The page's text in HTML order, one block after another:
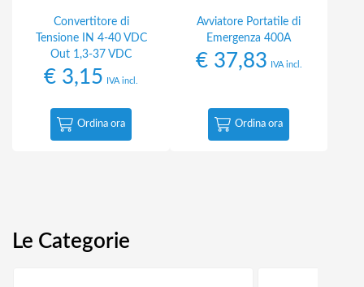
Convertitore di
Tensione IN 4-40 VDC
Out 1,3-37 VDC
€ 3,15 IVA incl.
Ordina ora
Avviatore Portatile di
Emergenza 400A
€37,83 IVA incl.
Ordina ora
Le Categorie